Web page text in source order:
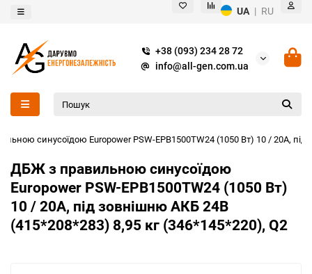
UA | RU
+38 (093) 234 28 72
info@all-gen.com.ua
синусоїдою Europower PSW-EPB1500TW24 (1050 Вт) 10 / 20А,
ДБЖ з правильною синусоїдою
Europower PSW-EPB1500TW24 (1050 Вт)
10 / 20А, під зовнішню АКБ 24В
(415*208*283) 8,95 кг (346*145*220), Q2